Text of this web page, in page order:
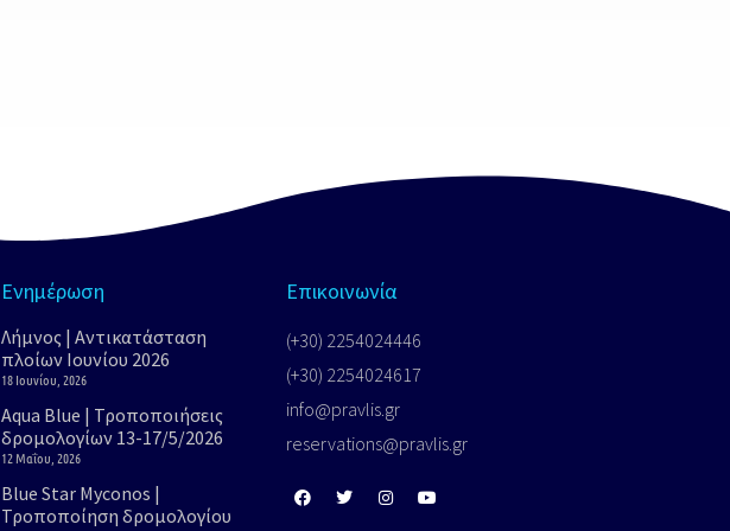
Ενημέρωση
Λήμνος | Αντικατάσταση
πλοίων Ιουνίου 2026
18 Ιουνίου, 2026
Aqua Blue | Τροποποιήσεις
δρομολογίων 13-17/5/2026
12 Μαΐου, 2026
Blue Star Myconos |
Τροποποίηση δρομολογίου
Επικοινωνία
(+30) 2254024446
(+30) 2254024617
info@pravlis.gr
reservations@pravlis.gr